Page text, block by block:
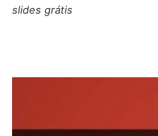
slides grátis